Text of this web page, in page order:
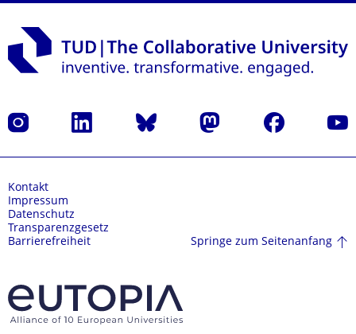
Instagram LinkedIn Bluesky Mastodon Facebook
Kontakt
Impressum
Datenschutz
Transparenzgesetz
Barrierefreiheit
Springe zum Seitenanfang